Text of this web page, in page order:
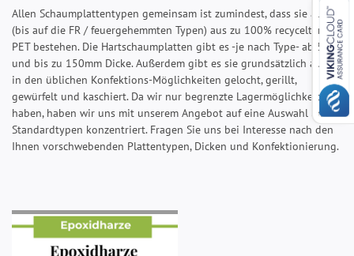
Allen Schaumplattentypen gemeinsam ist zumindest, dass sie alle
(bis auf die FR / feuergehemmten Typen) aus zu 100% recyceltem
PET bestehen. Die Hartschaumplatten gibt es -je nach Type- ab 5mm
und bis zu 150mm Dicke. Außerdem gibt es sie grundsätzlich auch
in den üblichen Konfektions-Möglichkeiten gelocht, gerillt,
gewürfelt und kaschiert. Da wir nur begrenzte Lagermöglichkeiten
haben, haben wir uns mit unserem Angebot auf eine Auswahl an
Standardtypen konzentriert. Fragen Sie uns bei Interesse nach den
Ihnen vorschwebenden Plattentypen, Dicken und Konfektionierung.